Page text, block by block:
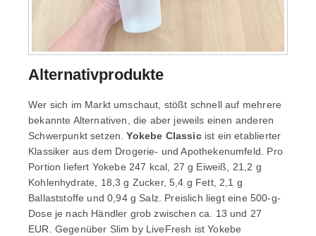
Alternativprodukte
Wer sich im Markt umschaut, stößt schnell auf mehrere
bekannte Alternativen, die aber jeweils einen anderen
Schwerpunkt setzen.Yokebe Classicist ein etablierter
Klassiker aus dem Drogerie- und Apothekenumfeld. Pro
Portion liefert Yokebe 247 kcal, 27 g Eiweiß, 21,2 g
Kohlenhydrate, 18,3 g Zucker, 5,4 g Fett, 2,1 g
Ballaststoffe und 0,94 g Salz. Preislich liegt eine 500-g-
Dose je nach Händler grob zwischen ca. 13 und 27
EUR. Gegenüber Slim by LiveFresh ist Yokebe